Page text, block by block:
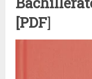
[PDF]